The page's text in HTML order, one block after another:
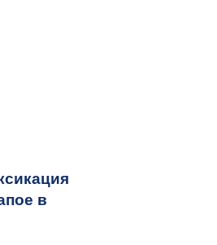
в